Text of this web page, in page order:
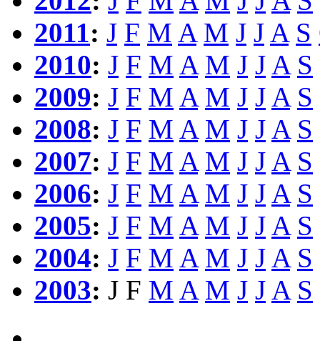
2011: J F M A M J J A S
2010: J F M A M J J A S
2009: J F M A M J J A S
2008: J F M A M J J A S
2007: J F M A M J J A S
2006: J F M A M J J A S
2005: J F M A M J J A S
2004: J F M A M J J A S
2003: J F M A M J J A S